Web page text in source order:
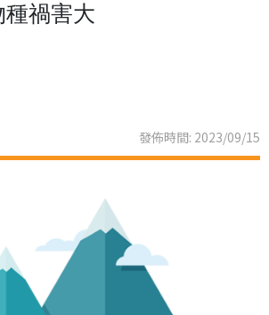
禍害大
發佈時間: 2023/09/15